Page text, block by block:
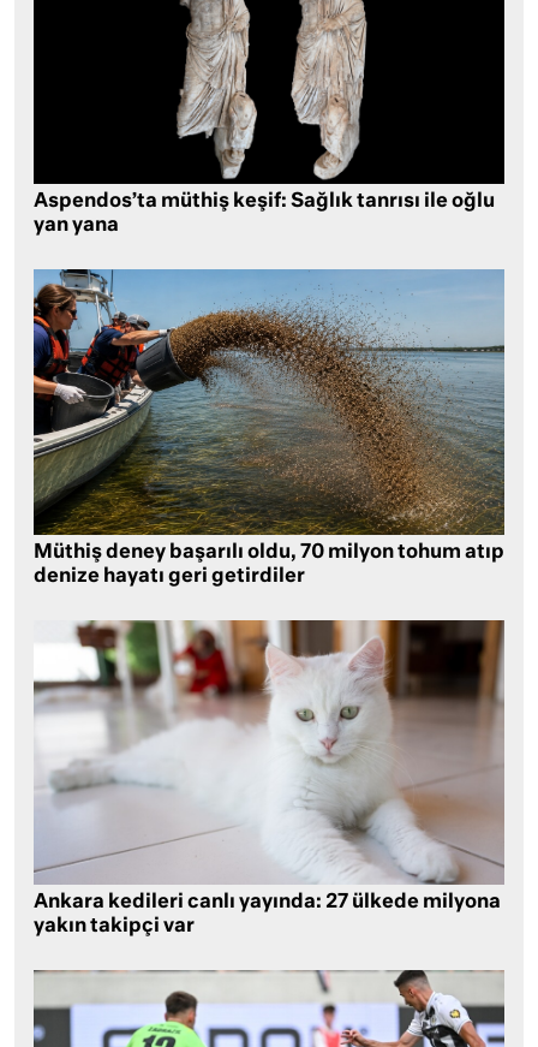
Aspendos’ta müthiş keşif: Sağlık tanrısı ile oğlu
yan yana
Müthiş deney başarılı oldu, 70 milyon tohum atıp
denize hayatı geri getirdiler
Ankara kedileri canlı yayında: 27 ülkede milyona
yakın takipçi var